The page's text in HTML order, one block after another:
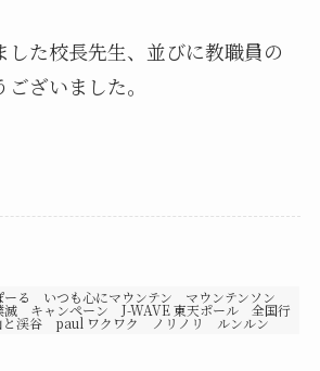
した校長先生、並びに教職員の
ざいました。
る いつも心にマウンテン マウンテンソン
キャンペーン J-WAVE 東天ポール 全国行
渓谷 paul ワクワク ノリノリ ルンルン